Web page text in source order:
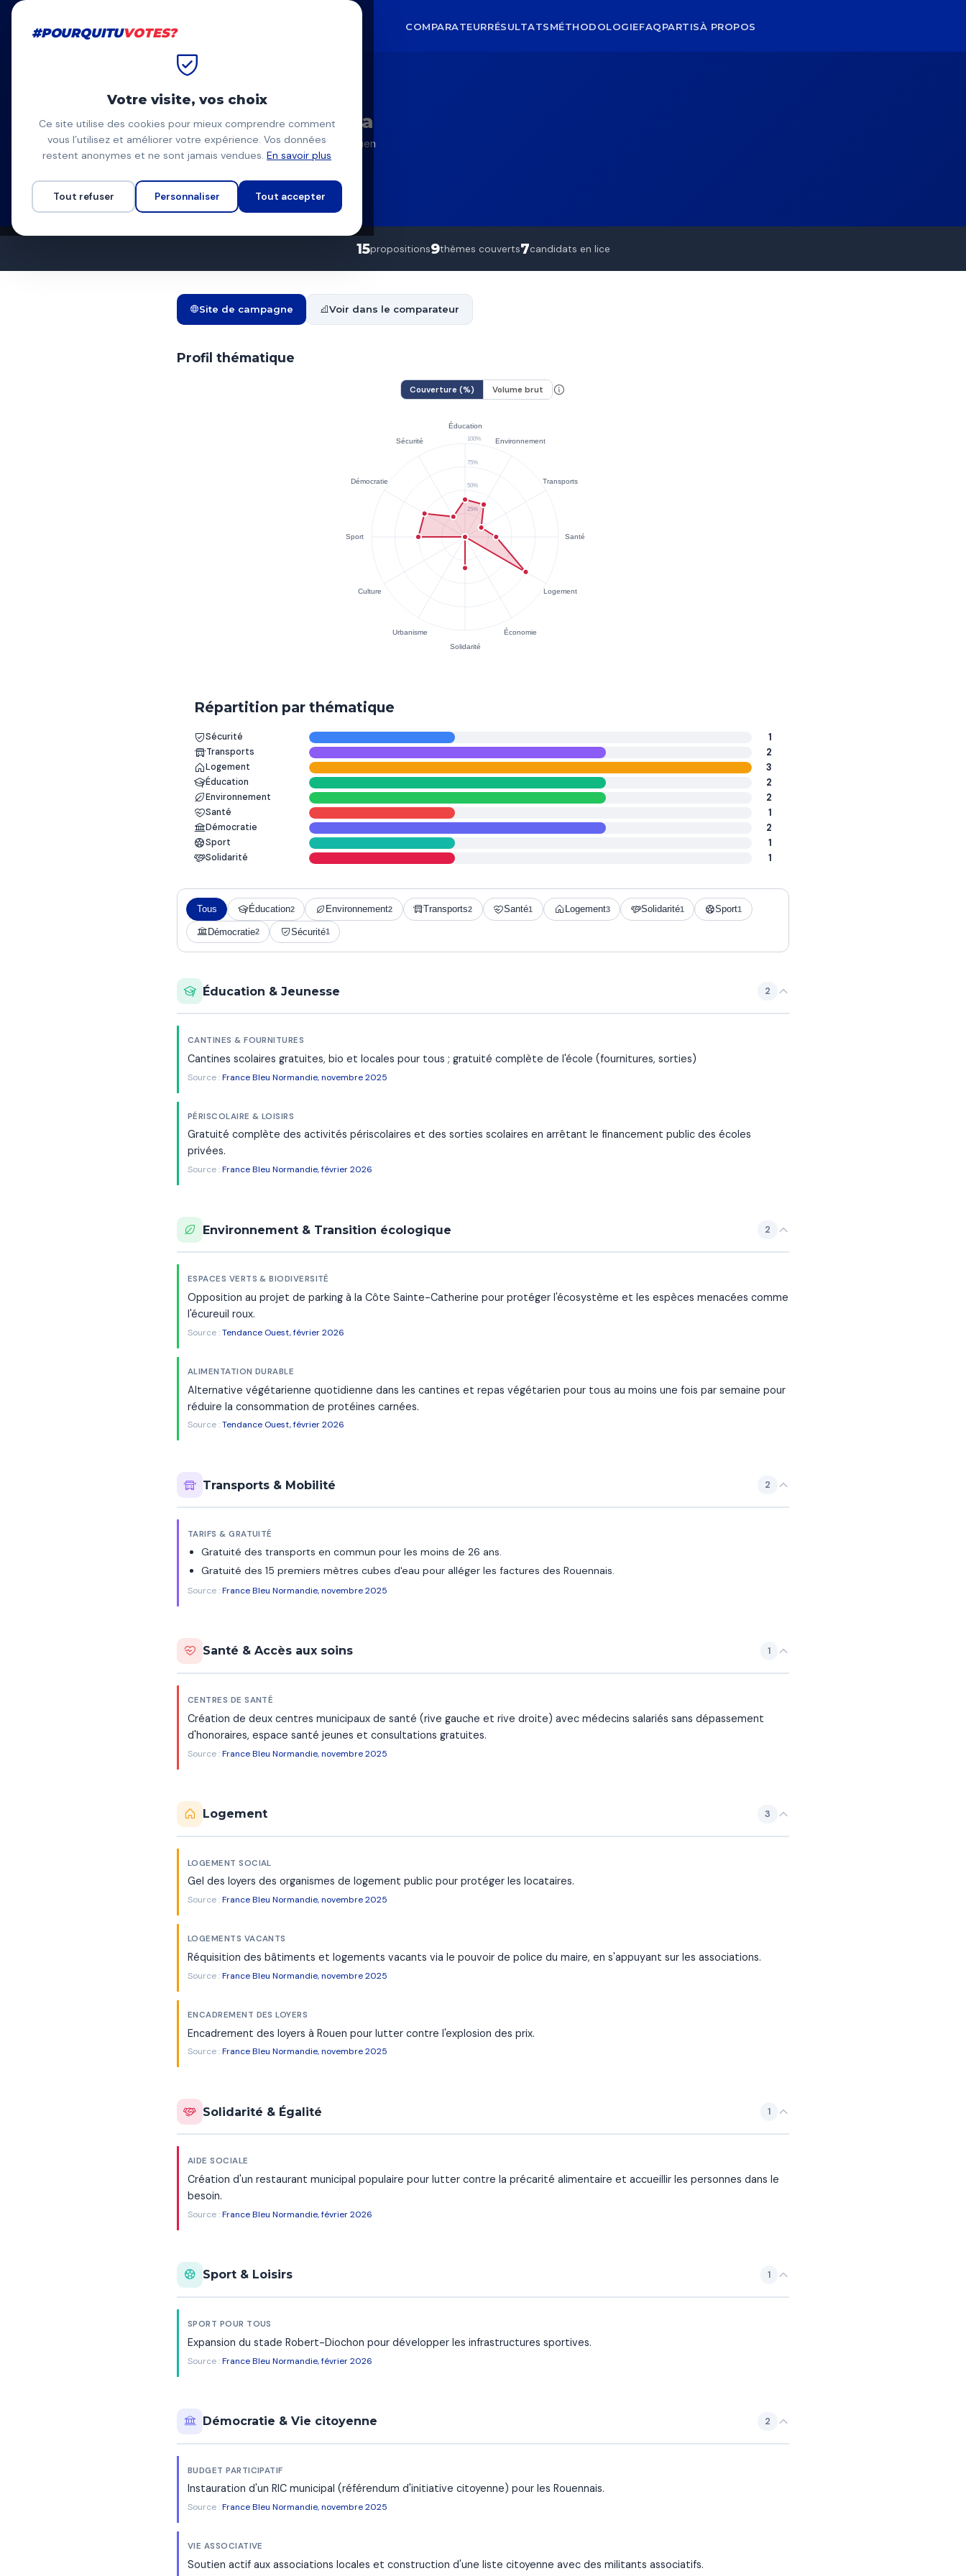
#POURQUITU COMPARATEURRÉSULTATSMÉTHODOLOGIEFAQPARTISÀ PROPOS
MS
Maxime Da Silva
Faire mieux à Rouen (LFI) — Rouen
Liste de La France insoumise
Programme complet
15propositions9thèmes couverts7candidats en lice
Site de campagne Voir dans le comparateur
Profil thématique
Couverture (%) Volume brut
Répartition par thématique
Sécurité 1
Transports 2
Logement 3
Éducation 2
Environnement 2
Santé 1
Démocratie 2
Sport 1
Solidarité 1
Tous Éducation2 Environnement2 Transports2 Santé1 Logement3 Solidarité1 Sport1
Démocratie2 Sécurité1
Éducation & Jeunesse 2
CANTINES & FOURNITURES
Cantines scolaires gratuites, bio et locales pour tous ; gratuité complète de l'école (fournitures, sorties)
Source :France Bleu Normandie, novembre 2025
PÉRISCOLAIRE & LOISIRS
Gratuité complète des activités périscolaires et des sorties scolaires en arrêtant le financement public des écoles
privées.
Source :France Bleu Normandie, février 2026
Environnement & Transition écologique 2
ESPACES VERTS & BIODIVERSITÉ
Opposition au projet de parking à la Côte Sainte-Catherine pour protéger l'écosystème et les espèces menacées comme
l'écureuil roux.
Source :Tendance Ouest, février 2026
ALIMENTATION DURABLE
Alternative végétarienne quotidienne dans les cantines et repas végétarien pour tous au moins une fois par semaine pour
réduire la consommation de protéines carnées.
Source :Tendance Ouest, février 2026
Transports & Mobilité 2
TARIFS & GRATUITÉ
Gratuité des transports en commun pour les moins de 26 ans.
Gratuité des 15 premiers mètres cubes d'eau pour alléger les factures des Rouennais.
Source :France Bleu Normandie, novembre 2025
Santé & Accès aux soins 1
CENTRES DE SANTÉ
Création de deux centres municipaux de santé (rive gauche et rive droite) avec médecins salariés sans dépassement
d'honoraires, espace santé jeunes et consultations gratuites.
Source :France Bleu Normandie, novembre 2025
Logement 3
LOGEMENT SOCIAL
Gel des loyers des organismes de logement public pour protéger les locataires.
Source :France Bleu Normandie, novembre 2025
LOGEMENTS VACANTS
Réquisition des bâtiments et logements vacants via le pouvoir de police du maire, en s'appuyant sur les associations.
Source :France Bleu Normandie, novembre 2025
ENCADREMENT DES LOYERS
Encadrement des loyers à Rouen pour lutter contre l'explosion des prix.
Source :France Bleu Normandie, novembre 2025
Solidarité & Égalité 1
AIDE SOCIALE
Création d'un restaurant municipal populaire pour lutter contre la précarité alimentaire et accueillir les personnes dans le
besoin.
Source :France Bleu Normandie, février 2026
Sport & Loisirs 1
SPORT POUR TOUS
Expansion du stade Robert-Diochon pour développer les infrastructures sportives.
Source :France Bleu Normandie, février 2026
Démocratie & Vie citoyenne 2
BUDGET PARTICIPATIF
Instauration d'un RIC municipal (référendum d'initiative citoyenne) pour les Rouennais.
Source :France Bleu Normandie, novembre 2025
VIE ASSOCIATIVE
Soutien actif aux associations locales et construction d'une liste citoyenne avec des militants associatifs.
#POURQUITUVOTES?
Votre visite, vos choix
Ce site utilise des cookies pour mieux comprendre comment
vous l’utilisez et améliorer votre expérience. Vos données
restent anonymes et ne sont jamais vendues. En savoir plus
Tout refuser Personnaliser Tout accepter